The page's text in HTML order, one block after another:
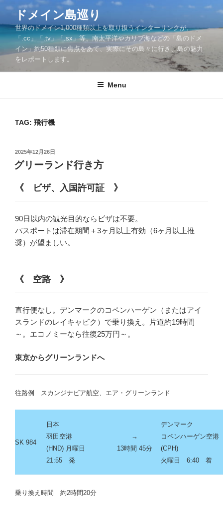
Skip
content
ドメイン島巡り
世界のドメイン1,000種類以上を取り扱うインターリンクが、
「.cc」「.tv」「.sx」等、南太平洋やカリブ海などの「島のドメ
イン」約50種類に焦点をあて、実際にその島々に行き、島の魅力
をレポートします。
Menu
TAG: 飛行機
POSTED
ON
2025年12月26日
グリーランド行き方
《 ビザ、入国許可証 》
90日以内の観光目的ならビザは不要。
パスポートは滞在期間＋3ヶ月以上有効（6ヶ月以上推
奨）が望ましい。
《 空路 》
直行便なし。デンマークのコペンハーゲン（またはアイ
スランドのレイキャビク）で乗り換え。片道約19時間
～。エコノミーなら往復25万円～。
東京からグリーンランドへ
往路例 スカンジナビア航空、エア・グリーンランド
SK 984
日本
羽田空港
(HND) 月曜日
21:55 発
→
13時間 45分
デンマーク
コペンハーゲン空港
(CPH)
火曜日 6:40 着
乗り換え時間 約2時間20分